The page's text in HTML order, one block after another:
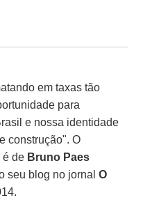
em taxas tão
para
e nossa identidade
construção". O
é de Bruno Paes
seu blog no jornalO